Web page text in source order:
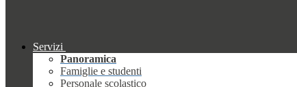
Servizi
Panoramica
Famiglie e studenti
Personale scolastico